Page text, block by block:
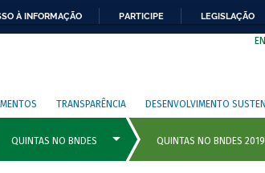
À INFORMAÇÃO PARTICIPE LEGISLAÇÃO
TRANSPARÊNCIA DESENVOLVIMENTO